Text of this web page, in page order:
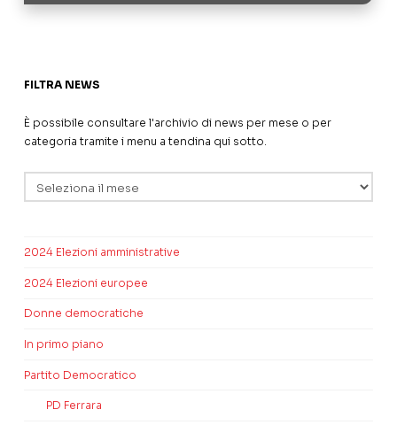
FILTRA NEWS
È possibile consultare l'archivio di news per mese o per
categoria tramite i menu a tendina qui sotto.
2024 Elezioni amministrative
2024 Elezioni europee
Donne democratiche
In primo piano
Partito Democratico
PD Ferrara